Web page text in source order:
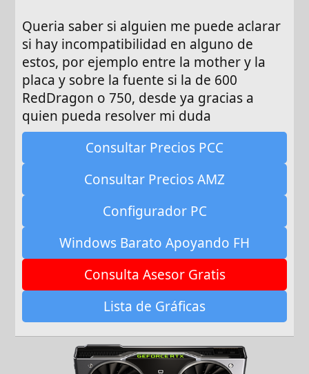
Queria saber si alguien me puede aclarar
si hay incompatibilidad en alguno de
estos, por ejemplo entre la mother y la
placa y sobre la fuente si la de 600
RedDragon o 750, desde ya gracias a
quien pueda resolver mi duda
Consultar Precios PCC
Consultar Precios AMZ
Configurador PC
Windows Barato Apoyando FH
Consulta Asesor Gratis
Lista de Gráficas